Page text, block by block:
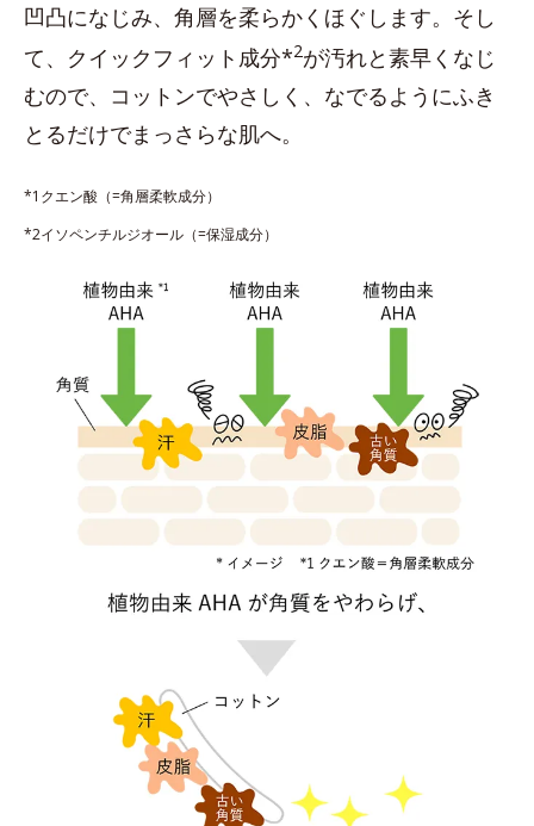
凹凸になじみ、角層を柔らかくほぐします。そし
て、クイックフィット成分*2が汚れと素早くなじ
むので、コットンでやさしく、なでるようにふき
とるだけでまっさらな肌へ。
*1クエン酸（=角層柔軟成分）
*2イソペンチルジオール（=保湿成分）